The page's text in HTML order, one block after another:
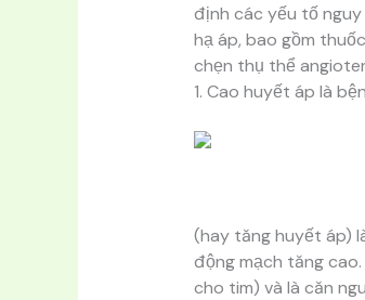
định các yếu tố
hạ áp, bao gồm
chẹn thụ thể
1. Cao huyết áp là
(hay tăng huyết áp)
động mạch tăng
cho tim) và là căn